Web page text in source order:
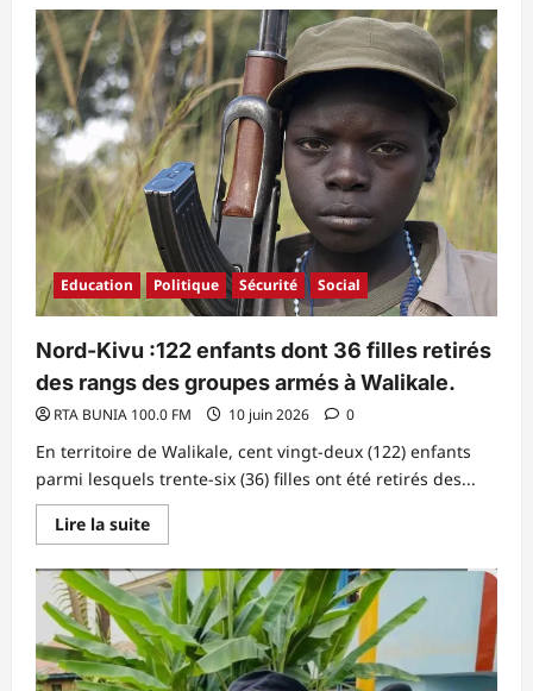
sur
Ituri/Mahagi
:
La
société
civile
dénonce
des
irrégularités
dans
le
recrutement
du
projet
THIMO.
Education Politique Sécurité Social
Nord-Kivu :122 enfants dont 36 filles retirés
des rangs des groupes armés à Walikale.
RTA BUNIA 100.0 FM 10 juin 2026 0
En territoire de Walikale, cent vingt-deux (122) enfants
parmi lesquels trente-six (36) filles ont été retirés des...
Lire la suiteEn
savoir
sur
Nord-
Kivu
:122
enfants
dont
36